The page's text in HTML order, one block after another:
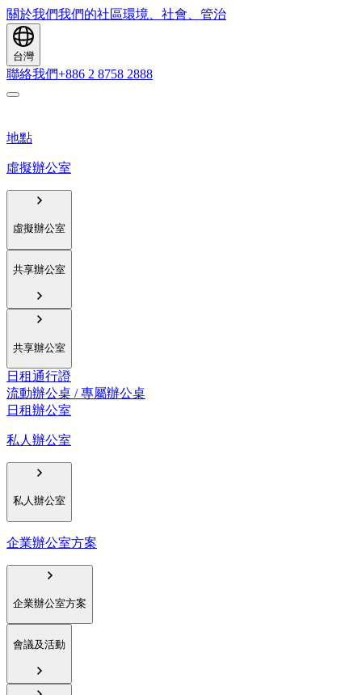
關於我們我們的社區環境、社會、管治
台灣
聯絡我們+886 2 8758 2888
地點
虛擬辦公室
虛擬辦公室
共享辦公室
共享辦公室
日租通行證
流動辦公桌 / 專屬辦公桌
日租辦公室
私人辦公室
私人辦公室
企業辦公室方案
企業辦公室方案
會議及活動